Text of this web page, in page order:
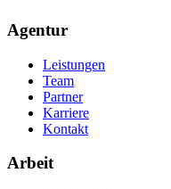
Agentur
Leistungen
Team
Partner
Karriere
Kontakt
Arbeit